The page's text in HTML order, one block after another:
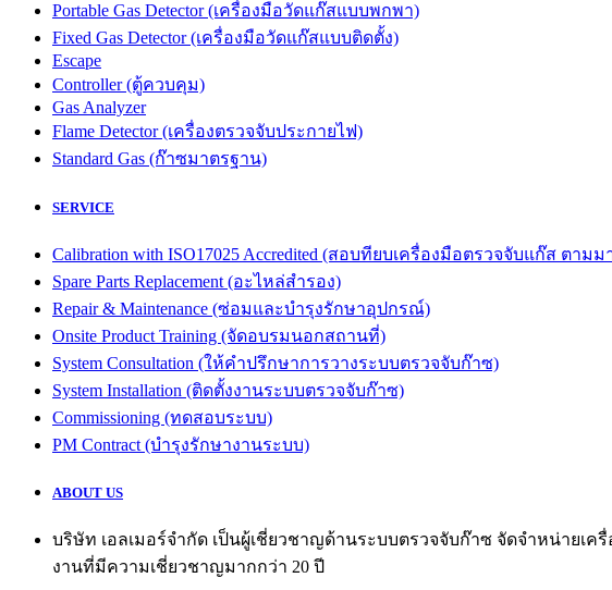
Portable Gas Detector (เครื่องมือวัดแก๊สแบบพกพา)
Fixed Gas Detector (เครื่องมือวัดแก๊สแบบติดตั้ง)
Escape
Controller (ตู้ควบคุม)
Gas Analyzer
Flame Detector (เครื่องตรวจจับประกายไฟ)
Standard Gas (ก๊าซมาตรฐาน)
SERVICE
Calibration with ISO17025 Accredited (สอบทียบเครื่องมือตรวจจับแก๊ส ตามม
Spare Parts Replacement (อะไหล่สำรอง)
Repair & Maintenance (ซ่อมและบำรุงรักษาอุปกรณ์)
Onsite Product Training (จัดอบรมนอกสถานที่)
System Consultation (ให้คำปรึกษาการวางระบบตรวจจับก๊าซ)
System Installation (ติดตั้งงานระบบตรวจจับก๊าซ)
Commissioning (ทดสอบระบบ)
PM Contract (บำรุงรักษางานระบบ)
ABOUT US
บริษัท เอลเมอร์จำกัด เป็นผู้เชี่ยวชาญด้านระบบตรวจจับก๊าซ จัดจำหน่ายเ
งานที่มีความเชี่ยวชาญมากกว่า 20 ปี